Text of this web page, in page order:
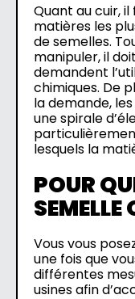
Quant au cuir,
matières les
de semelles.
manipuler, il
demandent
chimiques. De
la demande,
une spirale
lesquels la
POUR
SEMELLE
Vous vous
une fois que
différentes
usines afin